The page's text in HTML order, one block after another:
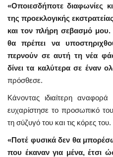
«Οποιεσδήποτε διαφωνίες
της προεκλογικής
και τον πλήρη σεβασμό μου.
θα πρέπει να
περνούν σε αυτή τη νέα
δίνει τα καλύτερα σε έναν
πρόσθεσε.
Κάνοντας ιδιαίτερη
ευχαρίστησε το προσωπικό
τη σύζυγό του και τις κόρες του.
«Ποτέ φυσικά δεν θα
που έκαναν για μένα, έτσι